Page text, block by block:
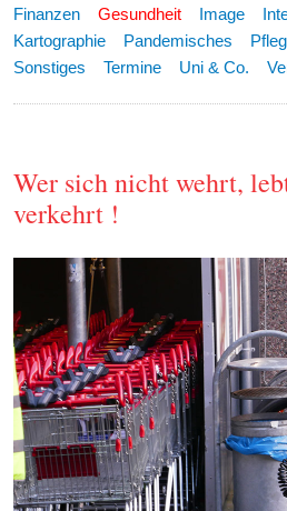
Finanzen
Gesundheit Image
Kartographie
Pandemisches
Sonstiges
Termine Uni & Co.
Wer sich nicht wehrt,
verkehrt !